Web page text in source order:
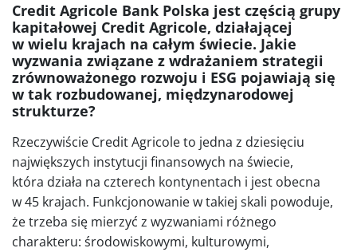
Credit Agricole Bank Polska jest częścią grupy
kapitałowej Credit Agricole, działającej
w wielu krajach na całym świecie. Jakie
wyzwania związane z wdrażaniem strategii
zrównoważonego rozwoju i ESG pojawiają się
w tak rozbudowanej, międzynarodowej
strukturze?
Rzeczywiście Credit Agricole to jedna z dziesięciu
największych instytucji finansowych na świecie,
która działa na czterech kontynentach i jest obecna
w 45 krajach. Funkcjonowanie w takiej skali powoduje,
że trzeba się mierzyć z wyzwaniami różnego
charakteru: środowiskowymi, kulturowymi,